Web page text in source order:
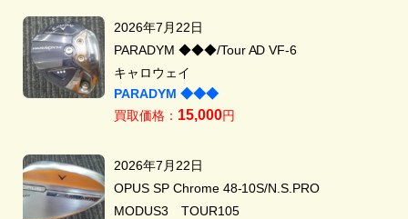
2026年7月22日
PARADYM ◆◆◆/Tour AD VF-6
キャロウェイ
PARADYM ◆◆◆
買取価格： 15,000円
2026年7月22日
OPUS SP Chrome 48-10S/N.S.PRO
MODUS3 TOUR105